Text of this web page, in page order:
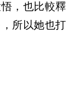
，也比較釋
所以她也打